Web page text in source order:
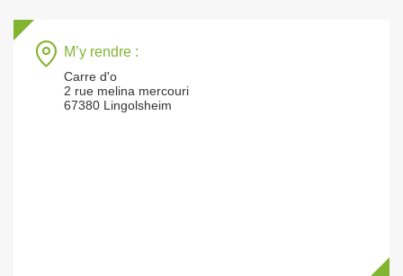
M’y rendre :
Carre d'o
2 rue melina mercouri
67380 Lingolsheim